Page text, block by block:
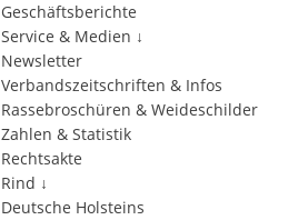
Geschäftsberichte
Service & Medien ↓
Newsletter
Verbandszeitschriften & Infos
Rassebroschüren & Weideschilder
Zahlen & Statistik
Rechtsakte
Rind ↓
Deutsche Holsteins